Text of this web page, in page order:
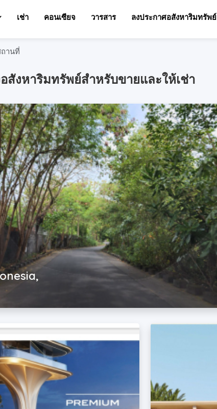
เช่า คอนเซียจ วารสาร ลงประกาศอสังหาริมทรัพย์
านที่
สังหาริมทรัพย์สำหรับขายและให้เช่า